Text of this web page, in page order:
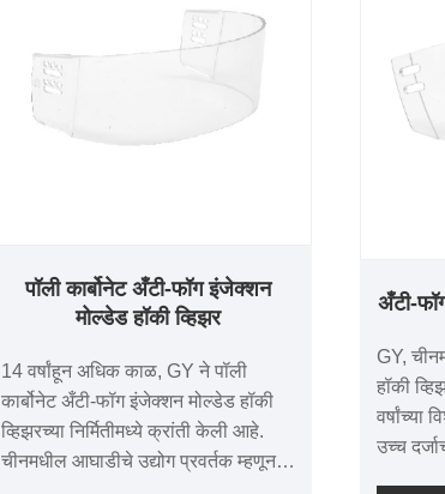
पॉली कार्बोनेट अँटी-फॉग इंजेक्शन
मोल्डेड हॉकी व्हिझर
14 वर्षांहून अधिक काळ, GY ने पॉली
कार्बोनेट अँटी-फॉग इंजेक्शन मोल्डेड हॉकी
व्हिझरच्या निर्मितीमध्ये क्रांती केली आहे.
चीनमधील आघाडीचे उद्योग प्रवर्तक म्हणून,
अँटी-
GY,
हॉकी
वर्षांच्या
उच्च